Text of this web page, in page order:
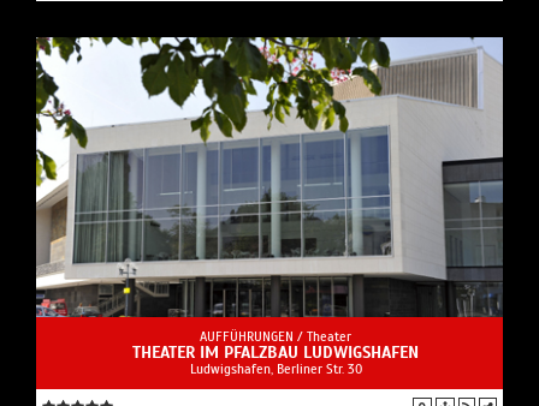
AUFFÜHRUNGEN / Theater
THEATER IM PFALZBAU LUDWIGSHAFEN
Ludwigshafen, Berliner Str. 30